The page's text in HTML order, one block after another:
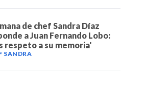
de chef Sandra Díaz
a Juan Fernando Lobo:
respeto a su memoria'
SANDRA